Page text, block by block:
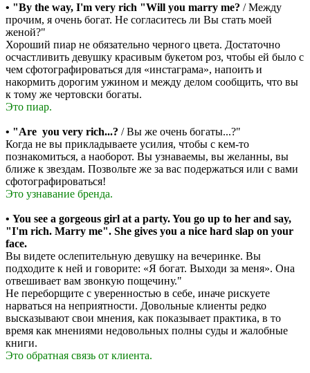
• "By the way, I'm very rich "Will you marry me? / Между
прочим, я очень богат. Не согласитесь ли Вы стать моей
женой?"
Хороший пиар не обязательно черного цвета. Достаточно
осчастливить девушку красивым букетом роз, чтобы ей было с
чем сфотографироваться для «инстаграма», напоить и
накормить дорогим ужином и между делом сообщить, что вы
к тому же чертовски богаты.
Это пиар.
• "Are you very rich...? / Вы же очень богаты...?"
Когда не вы прикладываете усилия, чтобы с кем-то
познакомиться, а наоборот. Вы узнаваемы, вы желанны, вы
ближе к звездам. Позвольте же за вас подержаться или с вами
сфотографироваться!
Это узнавание бренда.
• You see a gorgeous girl at a party. You go up to her and say,
"I'm rich. Marry me". She gives you a nice hard slap on your
face.
Вы видете ослепительную девушку на вечеринке. Вы
подходите к ней и говорите: «Я богат. Выходи за меня». Она
отвешивает вам звонкую пощечину."
Не переборщите с уверенностью в себе, иначе рискуете
нарваться на неприятности. Довольные клиенты редко
высказывают свои мнения, как показывает практика, в то
время как мнениями недовольных полны суды и жалобные
книги.
Это обратная связь от клиента.